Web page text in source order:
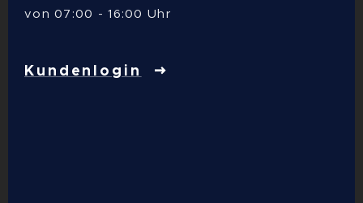
von 07:00 - 16:00 Uhr
Kundenlogin